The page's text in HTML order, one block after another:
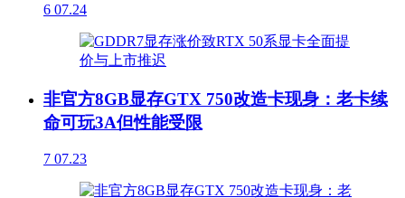
6 07.24
非官方8GB显存GTX 750改造卡现身：老卡续
命可玩3A但性能受限
7 07.23